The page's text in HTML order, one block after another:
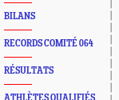
BILANS
RECORDS COMITÉ 064
RÉSULTATS